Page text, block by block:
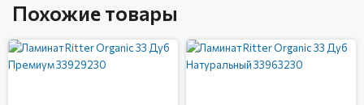
Похожие товары